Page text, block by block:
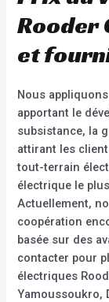
Rooder
et
Nous
apportant le
subsistance, la
attirant les
tout-terrain
électrique le
Actuellement,
coopération
basée sur des
contacter pour
électriques
Yamoussoukro,